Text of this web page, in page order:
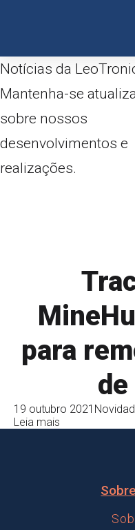
Notícias da
Mantenha-se
sobre nossos
desenvolvimentos e
realizações.
para
19 outubro 2021
Leia mais